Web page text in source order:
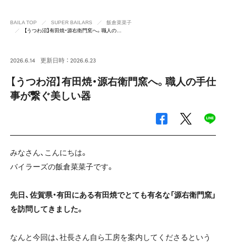
BAILA TOP SUPER BAILARS
飯倉菜菜子
【うつわ沼】有田焼・源右衛門窯へ。職人の…
2026.6.14 更新日時 ： 2026.6.23
【うつわ沼】有田焼・源右衛門窯へ。職人の手仕
事が繋ぐ美しい器
みなさん、こんにちは。
バイラーズの飯倉菜菜子です。
先日、佐賀県・有田にある有田焼でとても有名な「源右衛門窯」
を訪問してきました。
なんと今回は、社長さん自ら工房を案内してくださるという